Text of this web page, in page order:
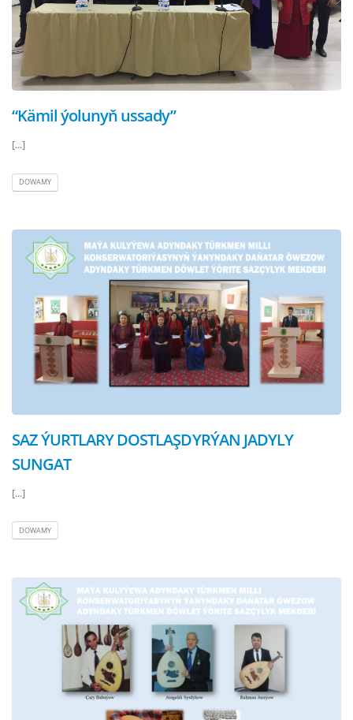
“Kämil ýolunyň ussady”
[...]
DOWAMY
SAZ ÝURTLARY DOSTLAŞDYRÝAN JADYLY
SUNGAT
[...]
DOWAMY